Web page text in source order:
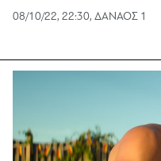
08/10/22, 22:30, ΔΑΝΑΟΣ 1